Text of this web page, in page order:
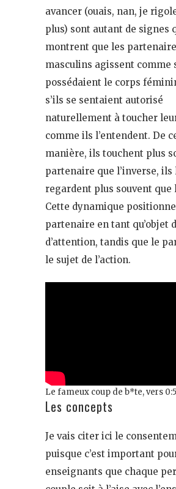
avancer (ouais, nan, je
plus) sont autant de signes
montrent que les
masculins agissent comme
possédaient le corps
s’ils se sentaient autorisé
naturellement à toucher
comme ils l’entendent. De
manière, ils touchent plus
partenaire que l’inverse, ils
regardent plus souvent que
Cette dynamique
partenaire en tant qu’objet
d’attention, tandis que le
le sujet de l’action.
Le fameux coup de b*te, vers
Les concepts
Je vais citer ici le
puisque c’est important
enseignants que chaque